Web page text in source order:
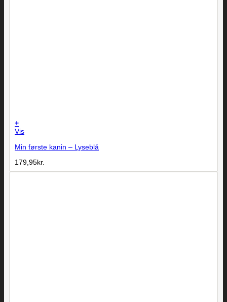
+
Vis
Min første kanin – Lyseblå
179,95kr.